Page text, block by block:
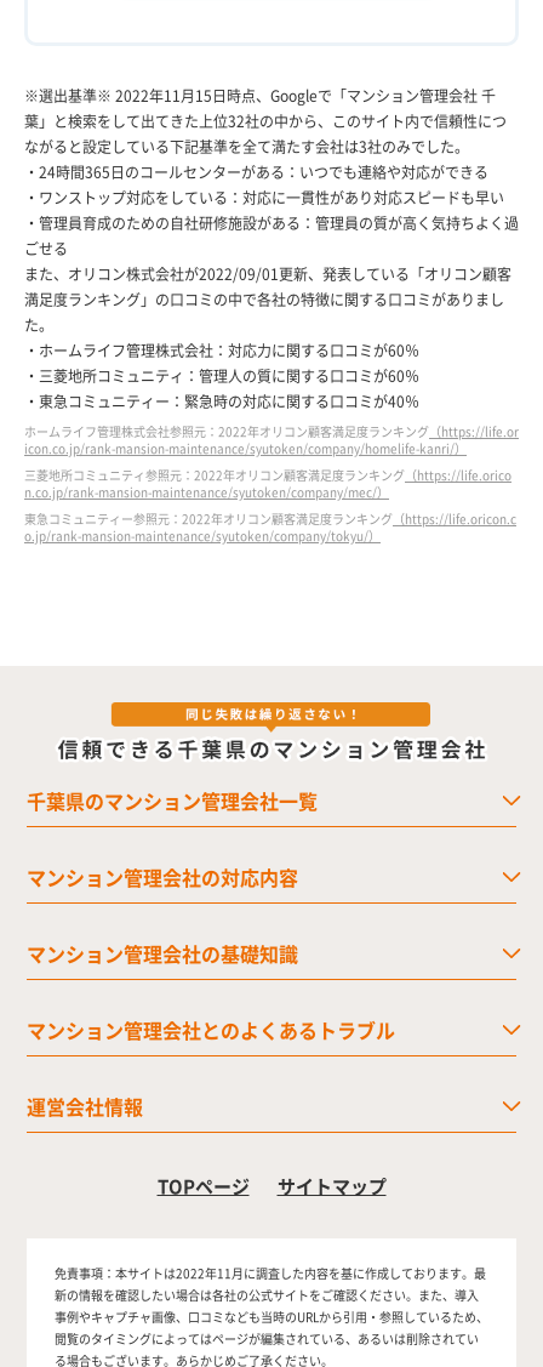
※選出基準※ 2022年11月15日時点、Googleで「マンション管理会社 千
葉」と検索をして出てきた上位32社の中から、このサイト内で信頼性につ
ながると設定している下記基準を全て満たす会社は3社のみでした。
・24時間365日のコールセンターがある：いつでも連絡や対応ができる
・ワンストップ対応をしている：対応に一貫性があり対応スピードも早い
・管理員育成のための自社研修施設がある：管理員の質が高く気持ちよく過
ごせる
また、オリコン株式会社が2022/09/01更新、発表している「オリコン顧客
満足度ランキング」の口コミの中で各社の特徴に関する口コミがありまし
た。
・ホームライフ管理株式会社：対応力に関する口コミが60％
・三菱地所コミュニティ：管理人の質に関する口コミが60％
・東急コミュニティー：緊急時の対応に関する口コミが40％
ホームライフ管理株式会社参照元：2022年オリコン顧客満足度ランキング （https://life.or
icon.co.jp/rank-mansion-maintenance/syutoken/company/homelife-kanri/）
三菱地所コミュニティ参照元：2022年オリコン顧客満足度ランキング （https://life.orico
n.co.jp/rank-mansion-maintenance/syutoken/company/mec/）
東急コミュニティー参照元：2022年オリコン顧客満足度ランキング （https://life.oricon.c
o.jp/rank-mansion-maintenance/syutoken/company/tokyu/）
千葉県のマンション管理会社一覧
マンション管理会社の対応内容
マンション管理会社の基礎知識
マンション管理会社とのよくあるトラブル
運営会社情報
TOPページ サイトマップ
免責事項： 本サイトは2022年11月に調査した内容を基に作成しております。最
新の情報を確認したい場合は各社の公式サイトをご確認ください。また、導入
事例やキャプチャ画像、口コミなども当時のURLから引用・参照しているため、
閲覧のタイミングによってはページが編集されている、あるいは削除されてい
る場合もございます。あらかじめご了承ください。